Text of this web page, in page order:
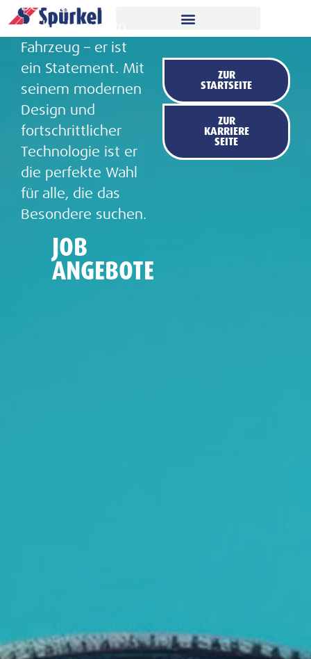
Der WEY 05 ist
mehr als nur ein
Fahrzeug – er ist
ein Statement. Mit
seinem modernen
Design und
fortschrittlicher
Technologie ist er
die perfekte Wahl
für alle, die das
Besondere suchen.
JOB
ANGEBOTE
ZUR
STARTSEITE
ZUR
KARRIERE
SEITE